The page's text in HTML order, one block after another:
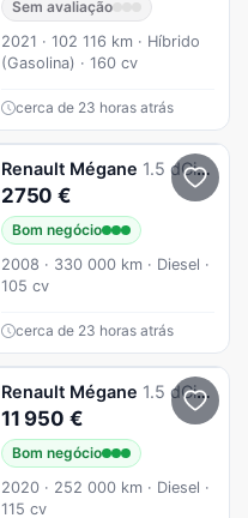
Sem avaliação
2021 · 102 116 km · Híbrido
(Gasolina) · 160 cv
cerca de 23 horas atrás
Renault Mégane 1.5 dCi Dynamique S
2750 €
Bom negócio
2008 · 330 000 km · Diesel ·
105 cv
cerca de 23 horas atrás
Renault Mégane 1.5 dCi Dynamique S EDC
11 950 €
Bom negócio
2020 · 252 000 km · Diesel ·
115 cv